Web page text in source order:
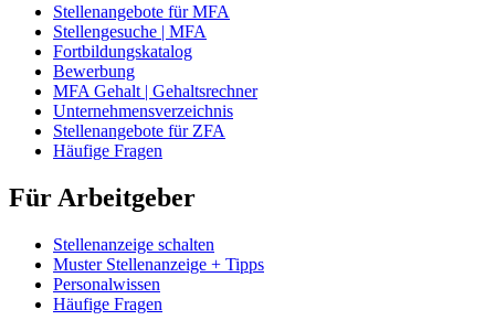
Stellenangebote für MFA
Stellengesuche | MFA
Fortbildungskatalog
Bewerbung
MFA Gehalt | Gehaltsrechner
Unternehmensverzeichnis
Stellenangebote für ZFA
Häufige Fragen
Für Arbeitgeber
Stellenanzeige schalten
Muster Stellenanzeige + Tipps
Personalwissen
Häufige Fragen